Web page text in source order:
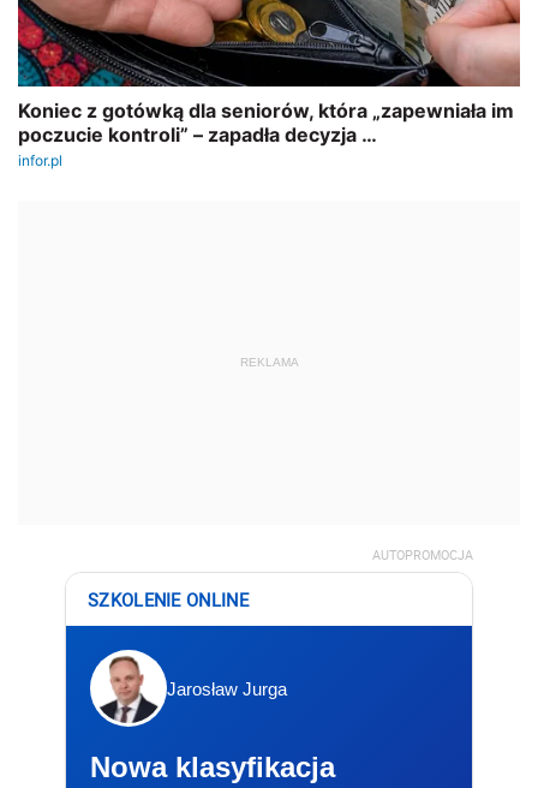
REKLAMA
AUTOPROMOCJA
SZKOLENIE ONLINE
Jarosław Jurga
Nowa klasyfikacja